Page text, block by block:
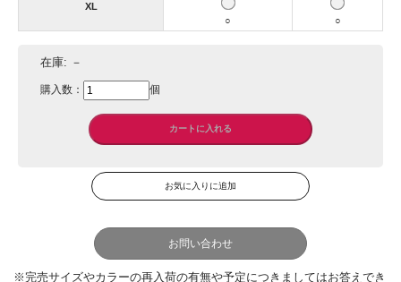
XL
○
○
在庫: －
購入数： 個
お問い合わせ